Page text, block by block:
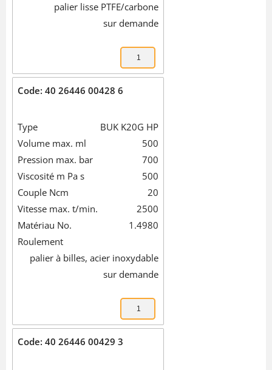
palier lisse PTFE/carbone
sur demande
Code: 40 26446 00428 6
Type
BUK K20G HP
Volume max. ml
500
Pression max. bar
700
Viscosité m Pa s
500
Couple Ncm
20
Vitesse max. t/min.
2500
Matériau No.
1.4980
Roulement
palier à billes, acier inoxydable
sur demande
Code: 40 26446 00429 3